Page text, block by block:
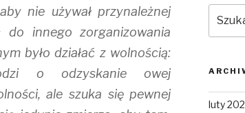
nie używał przynależnej
innego zorganizowania
było działać z wolnością:
o odzyskanie owej
ale szuka się pewnej
luty